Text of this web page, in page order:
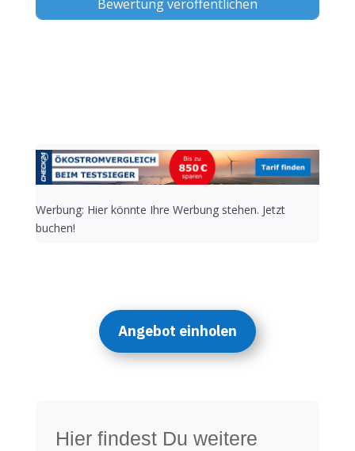
Werbung: Hier könnte Ihre Werbung stehen. Jetzt
buchen!
Angebot einholen
Hier findest Du weitere